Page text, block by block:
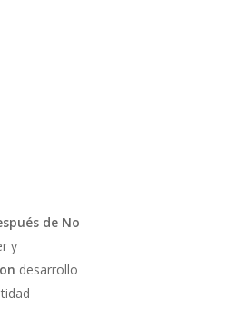
de No
y
desarrollo